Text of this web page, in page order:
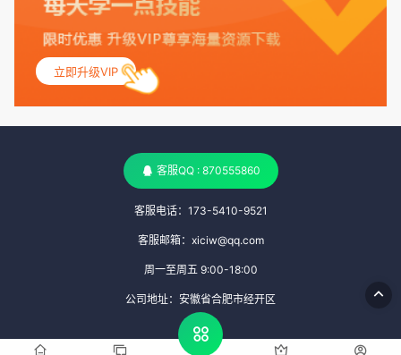
丶天空：
555
立即升级VIP
客服QQ : 870555860
客服电话：173-5410-9521
客服邮箱：xiciw@qq.com
周一至周五 9:00-18:00
公司地址：安徽省合肥市经开区